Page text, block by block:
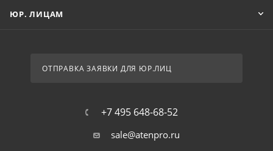
ЮР. ЛИЦАМ
ОТПРАВКА ЗАЯВКИ ДЛЯ ЮР.ЛИЦ
+7 495 648-68-52
sale@atenpro.ru